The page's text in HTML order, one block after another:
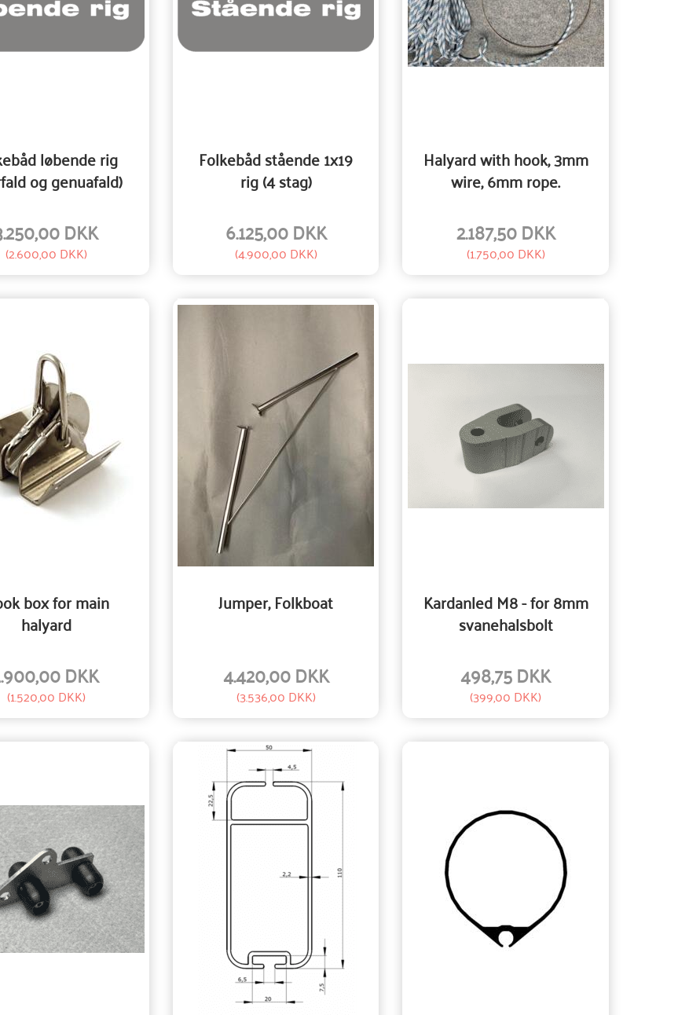
løbende rig
og genuafald)
DKK
(2.600,00 DKK)
Folkebåd stående 1x19
rig (4 stag)
6.125,00 DKK
(4.900,00 DKK)
Halyard with hook, 3mm
wire, 6mm rope.
2.187,50 DKK
(1.750,00 DKK)
box for main
halyard
DKK
(1.520,00 DKK)
Jumper, Folkboat
4.420,00 DKK
(3.536,00 DKK)
Kardanled M8 - for 8mm
svanehalsbolt
498,75 DKK
(399,00 DKK)